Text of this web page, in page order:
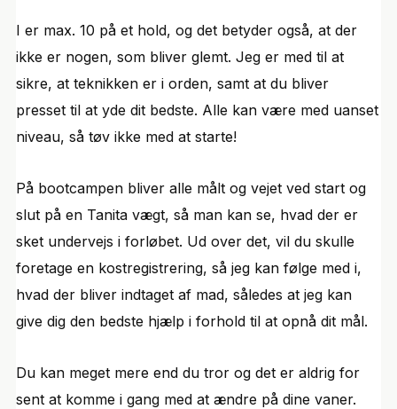
I er max. 10 på et hold, og det betyder også, at der
ikke er nogen, som bliver glemt. Jeg er med til at
sikre, at teknikken er i orden, samt at du bliver
presset til at yde dit bedste. Alle kan være med uanset
niveau, så tøv ikke med at starte!
På bootcampen bliver alle målt og vejet ved start og
slut på en Tanita vægt, så man kan se, hvad der er
sket undervejs i forløbet. Ud over det, vil du skulle
foretage en kostregistrering, så jeg kan følge med i,
hvad der bliver indtaget af mad, således at jeg kan
give dig den bedste hjælp i forhold til at opnå dit mål.
Du kan meget mere end du tror og det er aldrig for
sent at komme i gang med at ændre på dine vaner.